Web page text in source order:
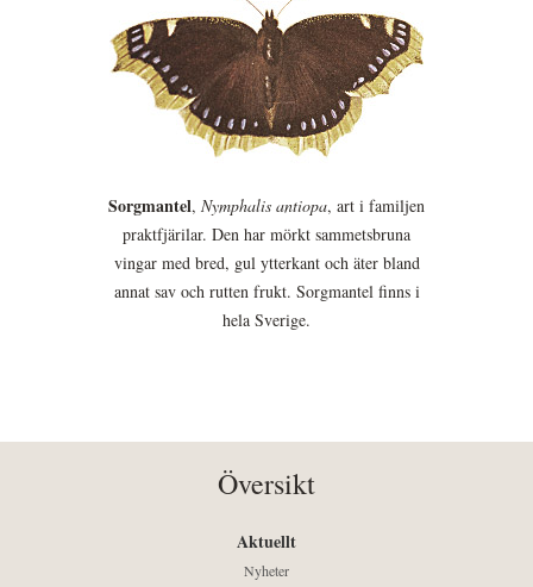
Sorgmantel, Nymphalis antiopa, art i familjen
praktfjärilar. Den har mörkt sammetsbruna
vingar med bred, gul ytterkant och äter bland
annat sav och rutten frukt. Sorgmantel finns i
hela Sverige.
Översikt
Aktuellt
Nyheter